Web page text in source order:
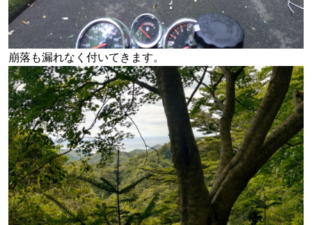
崩落も漏れなく付いてきます。